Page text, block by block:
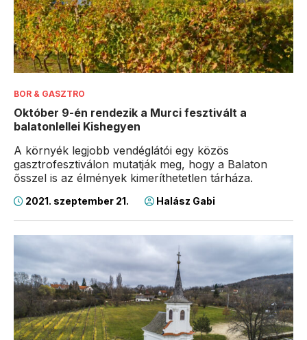
BOR & GASZTRO
Október 9-én rendezik a Murci fesztivált a
balatonlellei Kishegyen
A környék legjobb vendéglátói egy közös
gasztrofesztiválon mutatják meg, hogy a Balaton
ősszel is az élmények kimeríthetetlen tárháza.
2021. szeptember 21. Halász Gabi